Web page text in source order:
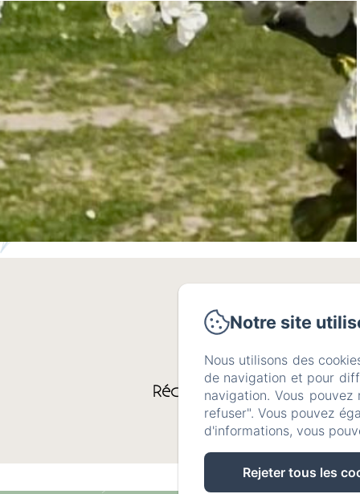
Réceptions jusqu'à 50
personnes
Notre site
Nous utilisons des
de navigation et pour
navigation. Vous
refuser". Vous pouvez
d'informations, vous
Rejeter tous les